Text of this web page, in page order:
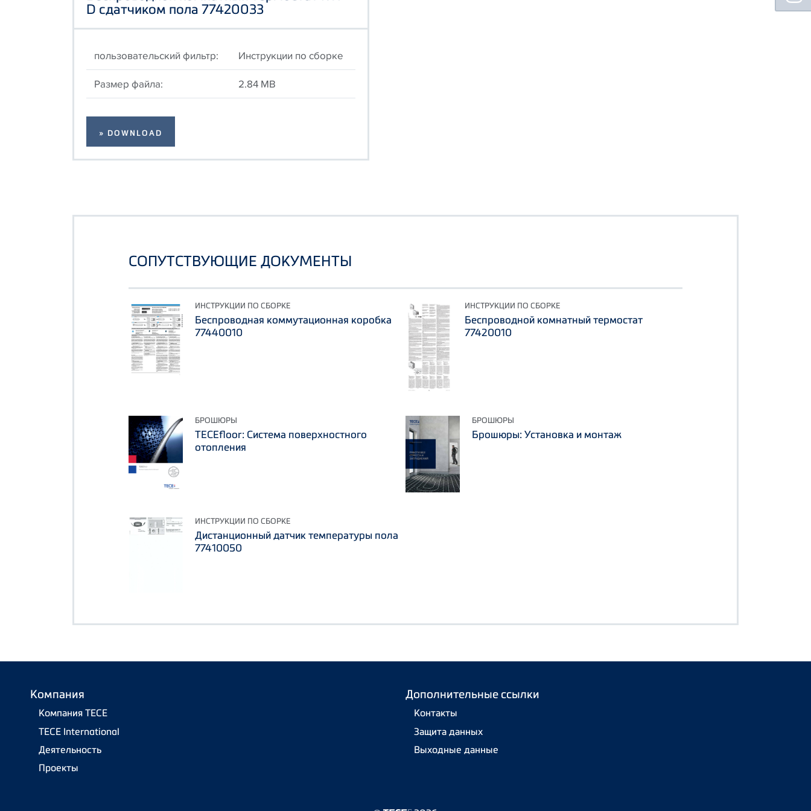
D сдатчиком пола 77420033
пользовательский фильтр:
Инструкции по сборке
Размер файла:
2.84 MB
» DOWNLOAD
СОПУТСТВУЮЩИЕ ДОКУМЕНТЫ
ИНСТРУКЦИИ ПО СБОРКЕ
Беспроводная коммутационная коробка
77440010
ИНСТРУКЦИИ ПО СБОРКЕ
Беспроводной комнатный термостат
77420010
БРОШЮРЫ
TECEfloor: Система поверхностного
отопления
БРОШЮРЫ
Брошюры: Установка и монтаж
ИНСТРУКЦИИ ПО СБОРКЕ
Дистанционный датчик температуры пола
77410050
Компания
Компания TECE
TECE International
Деятельность
Проекты
Дополнительные ссылки
Контакты
Защита данных
Выходные данные